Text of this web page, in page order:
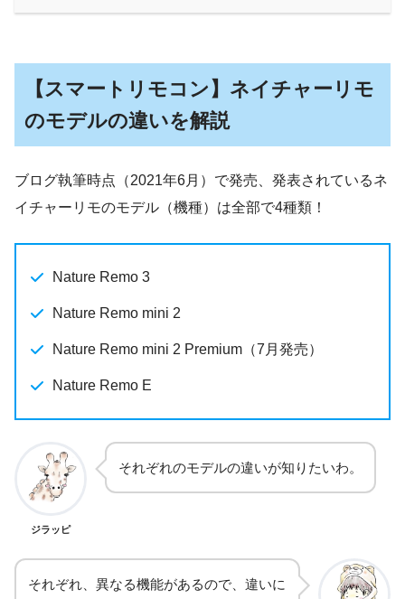
【スマートリモコン】ネイチャーリモ
のモデルの違いを解説
ブログ執筆時点（2021年6月）で発売、発表されているネ
イチャーリモのモデル（機種）は全部で4種類！
Nature Remo 3
Nature Remo mini 2
Nature Remo mini 2 Premium（7月発売）
Nature Remo E
ジラッピ
それぞれのモデルの違いが知りたいわ。
それぞれ、異なる機能があるので、違いに